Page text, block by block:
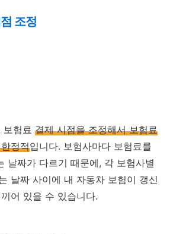
조정
보험료 결제 시점을 조정해서 보험료
정적입니다. 보험사마다 보험료를
날짜가 다르기 때문에, 각 보험사별
날짜 사이에 내 자동차 보험이 갱신
어 있을 수 있습니다.